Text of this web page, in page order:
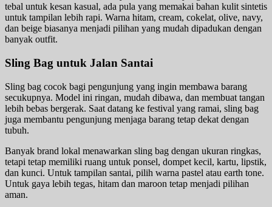
tebal untuk kesan kasual, ada pula yang memakai bahan kulit sintetis
untuk tampilan lebih rapi. Warna hitam, cream, cokelat, olive, navy,
dan beige biasanya menjadi pilihan yang mudah dipadukan dengan
banyak outfit.
Sling Bag untuk Jalan Santai
Sling bag cocok bagi pengunjung yang ingin membawa barang
secukupnya. Model ini ringan, mudah dibawa, dan membuat tangan
lebih bebas bergerak. Saat datang ke festival yang ramai, sling bag
juga membantu pengunjung menjaga barang tetap dekat dengan
tubuh.
Banyak brand lokal menawarkan sling bag dengan ukuran ringkas,
tetapi tetap memiliki ruang untuk ponsel, dompet kecil, kartu, lipstik,
dan kunci. Untuk tampilan santai, pilih warna pastel atau earth tone.
Untuk gaya lebih tegas, hitam dan maroon tetap menjadi pilihan
aman.